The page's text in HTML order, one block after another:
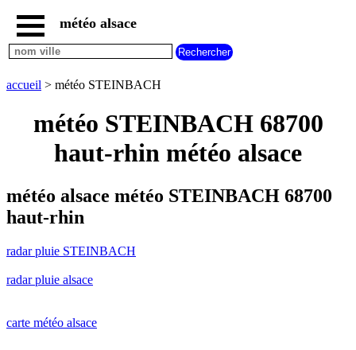
accueil
radar
STEINBACH
météo
alsace
carte
météo
météo
météo alsace
accueil > météo STEINBACH
météo STEINBACH 68700
haut-rhin météo alsace
météo alsace météo STEINBACH 68700
haut-rhin
radar pluie STEINBACH
radar pluie alsace
carte météo alsace